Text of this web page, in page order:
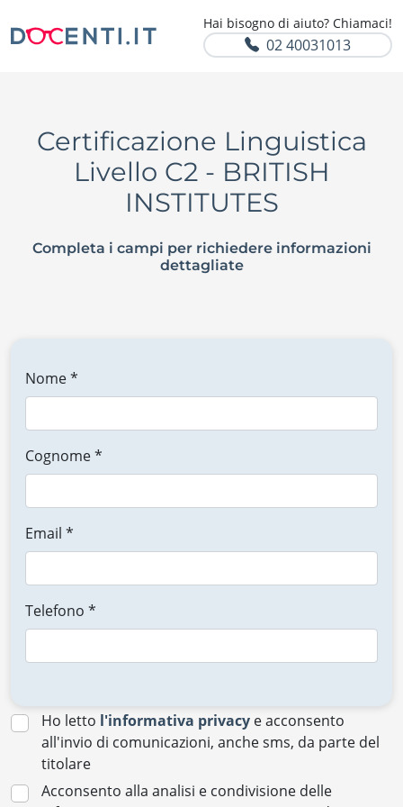
Hai bisogno di aiuto? Chiamaci!
02 40031013
Certificazione Linguistica
Livello C2 - BRITISH
INSTITUTES
Completa i campi per richiedere informazioni
dettagliate
Nome *
Cognome *
Email *
Telefono *
Ho letto l'informativa privacy e acconsento
all'invio di comunicazioni, anche sms, da parte del
titolare
Acconsento alla analisi e condivisione delle